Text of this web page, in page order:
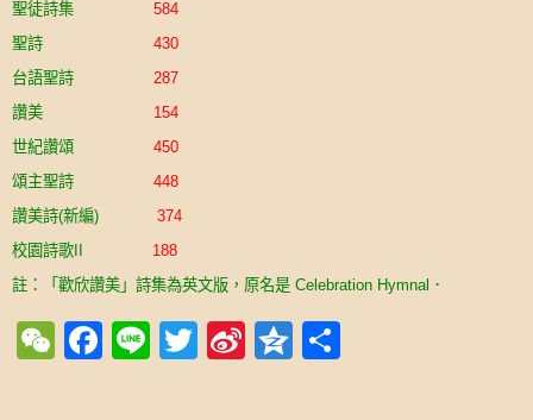
聖徒詩集 584
聖詩 430
台語聖詩 287
讚美 154
世紀讚頌 450
頌主聖詩 448
讚美詩(新編) 374
校園詩歌II 188
註：「歡欣讚美」詩集為英文版，原名是 Celebration Hymnal ．
WeChat
Facebook
LineTwitter
SinaQzone